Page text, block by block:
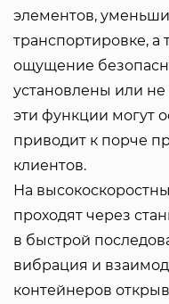
элементов,
транспортировке, а
ощущение
установлены или
эти функции могут
приводит к порче
клиентов.
На
проходят через
в быстрой
вибрация и
контейнеров